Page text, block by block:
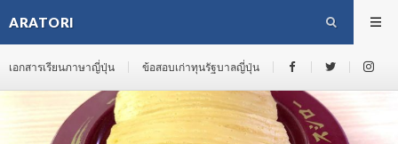
ARATORI
เอกสารเรียนภาษาญี่ปุ่น ข้อสอบเก่าทุนรัฐบาลญี่ปุ่น